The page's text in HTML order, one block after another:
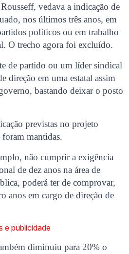
vedava a indicação de
nos últimos três anos, em
políticos ou em trabalho
O trecho agora foi excluído.
de partido ou um líder sindical
direção em uma estatal assim
bastando deixar o posto
previstas no projeto
mantidas.
não cumprir a exigência
de dez anos na área de
poderá ter de comprovar,
anos em cargo de direção de
e publicidade
diminuiu para 20% o